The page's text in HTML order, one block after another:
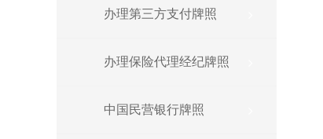
办理第三方支付牌照
办理保险代理经纪牌照
中国民营银行牌照